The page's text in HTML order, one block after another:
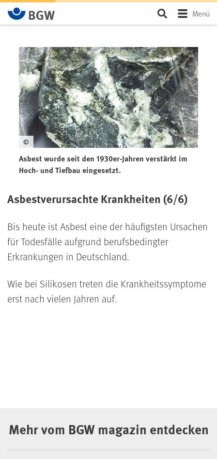
Zum Hauptinhalt springen SeiteMenü
©
Asbest wurde seit den 1930er-Jahren verstärkt im
Hoch- und Tiefbau eingesetzt.
Asbestverursachte Krankheiten (6/6)
Bis heute ist Asbest eine der häufigsten Ursachen
für Todesfälle aufgrund berufsbedingter
Erkrankungen in Deutschland.
Wie bei Silikosen treten die Krankheitssymptome
erst nach vielen Jahren auf.
Mehr vom BGW magazin entdecken